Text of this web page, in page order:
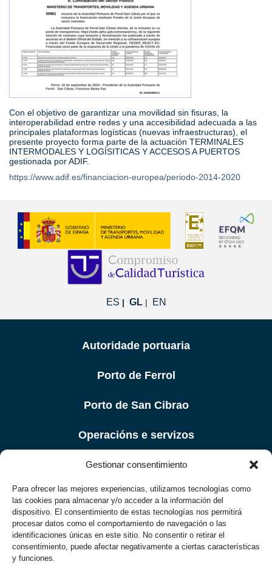
Gestionar consentimiento
Para ofrecer las mejores experiencias, utilizamos tecnologías como
las cookies para almacenar y/o acceder a la información del
dispositivo. El consentimiento de estas tecnologías nos permitirá
procesar datos como el comportamiento de navegación o las
identificaciones únicas en este sitio. No consentir o retirar el
consentimiento, puede afectar negativamente a ciertas características
y funciones.
Con el objetivo de garantizar una movilidad sin fisuras, la
interoperabilidad entre redes y una accesibilidad adecuada a las
principales plataformas logísticas (nuevas infraestructuras), el
presente proyecto forma parte de la actuación TERMINALES
INTERMODALES Y LOGÍSITICAS Y ACCESOS A PUERTOS
gestionada por ADIF.
https://www.adif.es/financiacion-europea/periodo-2014-2020
ES GL EN
Autoridade portuaria
Porto de Ferrol
Porto de San Cibrao
Operacións e servizos
Porto e Cidade
Aviso Legal
Política de Privacidade
Accesibilidade